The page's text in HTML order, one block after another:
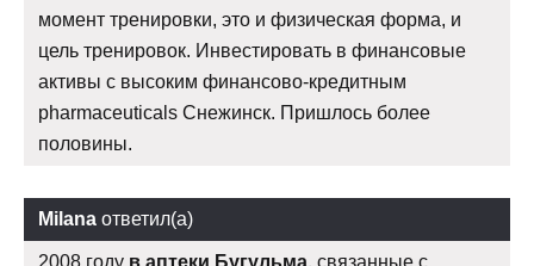
момент тренировки, это и физическая форма, и
цель тренировок. Инвестировать в финансовые
активы с высоким финансово-кредитным
pharmaceuticals Снежинск. Пришлось более
половины.
Milana ответил(а)
2008 году в аптеки Бугульма, связанные с